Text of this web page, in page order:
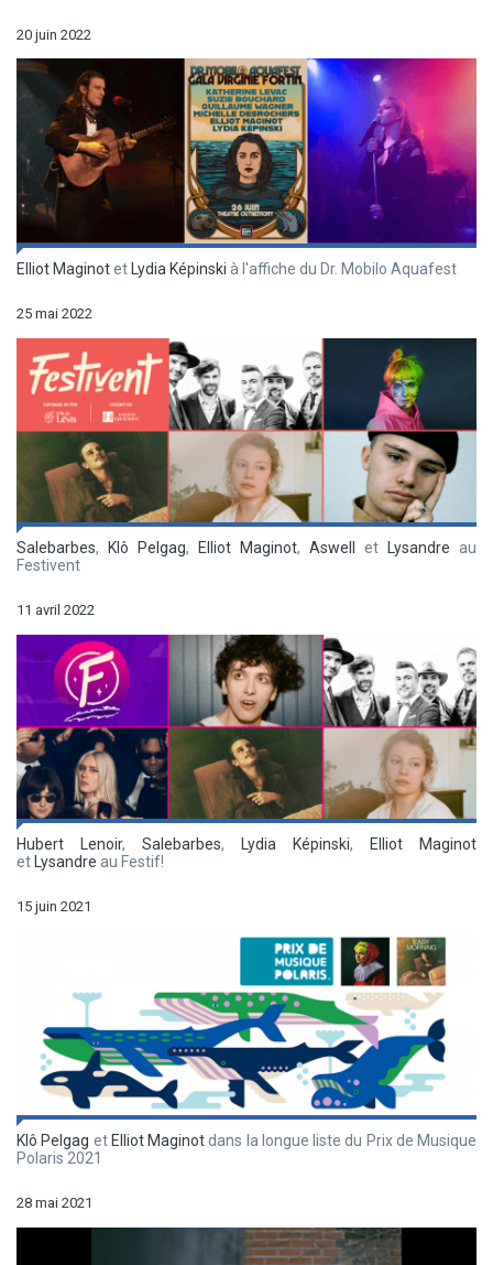
20 juin 2022
Elliot Maginotet Lydia Képinski à l'affiche du Dr. Mobilo Aquafest
25 mai 2022
Salebarbes, Klô Pelgag, Elliot Maginot, Aswell et Lysandre au
Festivent
11 avril 2022
Hubert Lenoir, Salebarbes, Lydia Képinski,
Elliot Maginot
et Lysandre au Festif!
15 juin 2021
Klô Pelgag et Elliot Maginotdans la longue liste du Prix de Musique
Polaris 2021
28 mai 2021